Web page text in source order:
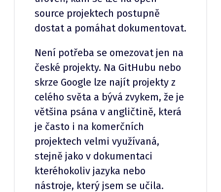
source projektech postupně
dostat a pomáhat dokumentovat.
Není potřeba se omezovat jen na
české projekty. Na GitHubu nebo
skrze Google lze najít projekty z
celého světa a bývá zvykem, že je
většina psána v angličtině, která
je často i na komerčních
projektech velmi využívaná,
stejně jako v dokumentaci
kteréhokoliv jazyka nebo
nástroje, který jsem se učila.